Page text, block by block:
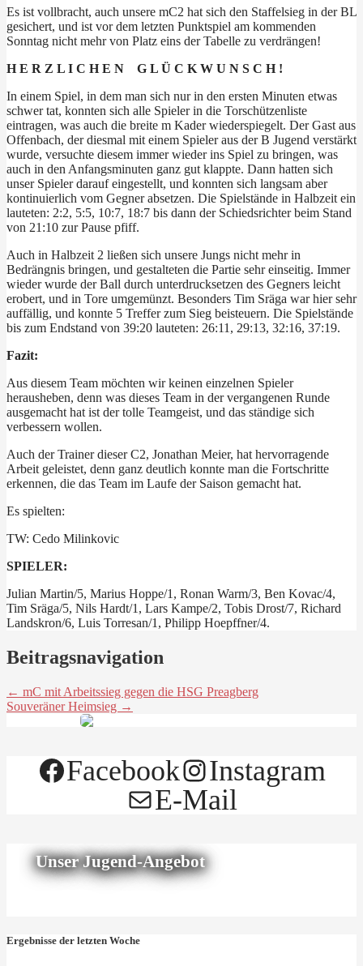
Es ist vollbracht, auch unsere mC2 hat sich den Staffelsieg in der BL
gesichert, und ist vor dem letzten Punktspiel am kommenden
Sonntag nicht mehr von Platz eins der Tabelle zu verdrängen!
H E R Z L I C H E N G L Ü C K W U N S C H !
In einem Spiel, in dem man sich nur in den ersten Minuten etwas
schwer tat, konnten sich alle Spieler in die Torschützenliste
eintragen, was auch die breite m Kader wiederspiegelt. Der Gast aus
Offenbach, der diesmal mit einem Spieler aus der B Jugend verstärkt
wurde, versuchte diesem immer wieder ins Spiel zu bringen, was
auch in den Anfangsminuten ganz gut klappte. Dann hatten sich
unser Spieler darauf eingestellt, und konnten sich langsam aber
kontinuierlich vom Gegner absetzen. Die Spielstände in Halbzeit ein
lauteten: 2:2, 5:5, 10:7, 18:7 bis dann der Schiedsrichter beim Stand
von 21:10 zur Pause pfiff.
Auch in Halbzeit 2 ließen sich unsere Jungs nicht mehr in
Bedrängnis bringen, und gestalteten die Partie sehr einseitig. Immer
wieder wurde der Ball durch unterdrucksetzen des Gegners leicht
erobert, und in Tore umgemünzt. Besonders Tim Sräga war hier sehr
auffällig, und konnte 5 Treffer zum Sieg beisteuern. Die Spielstände
bis zum Endstand von 39:20 lauteten: 26:11, 29:13, 32:16, 37:19.
Fazit:
Aus diesem Team möchten wir keinen einzelnen Spieler
herausheben, denn was dieses Team in der vergangenen Runde
ausgemacht hat ist der tolle Teamgeist, und das ständige sich
verbessern wollen.
Auch der Trainer dieser C2, Jonathan Meier, hat hervorragende
Arbeit geleistet, denn ganz deutlich konnte man die Fortschritte
erkennen, die das Team im Laufe der Saison gemacht hat.
Es spielten:
TW: Cedo Milinkovic
SPIELER:
Julian Martin/5, Marius Hoppe/1, Ronan Warm/3, Ben Kovac/4,
Tim Sräga/5, Nils Hardt/1, Lars Kampe/2, Tobis Drost/7, Richard
Landskron/6, Luis Torresan/1, Philipp Hoepffner/4.
Beitragsnavigation
← mC mit Arbeitssieg gegen die HSG Preagberg
Souveräner Heimsieg →
Facebook
Instagram
E-Mail
Unser Jugend-Angebot
Ergebnisse der letzten Woche